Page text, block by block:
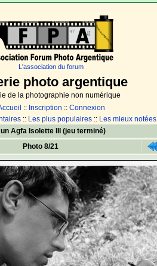
L'association du forum
photo argentique
de la photographie non numérique
:: Inscription :: Connexion
:: Les plus populaires :: Les mieux notées
Agfa Isolette III (jeu terminé)
Photo 8/21